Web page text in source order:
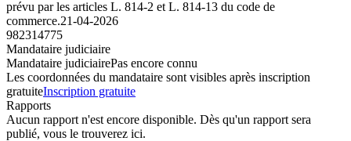
prévu par les articles L. 814-2 et L. 814-13 du code de
commerce.21-04-2026
982314775
Mandataire judiciaire
Mandataire judiciairePas encore connu
Les coordonnées du mandataire sont visibles après inscription
gratuiteInscription gratuite
Rapports
Aucun rapport n'est encore disponible. Dès qu'un rapport sera
publié, vous le trouverez ici.